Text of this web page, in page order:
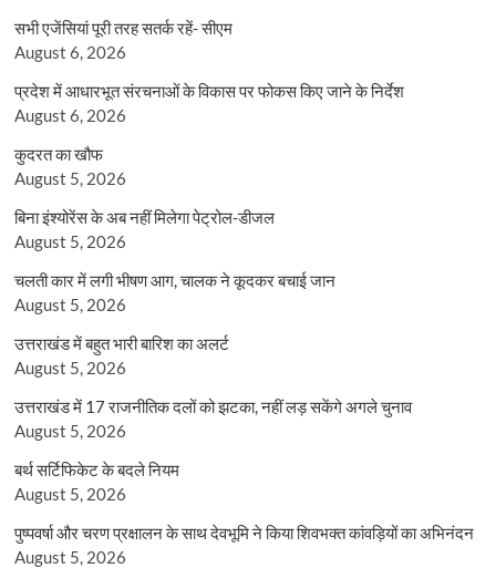
सभी एजेंसियां पूरी तरह सतर्क रहें- सीएम
August 6, 2026
प्रदेश में आधारभूत संरचनाओं के विकास पर फोकस किए जाने के निर्देश
August 6, 2026
कुदरत का खौफ
August 5, 2026
बिना इंश्योरेंस के अब नहीं मिलेगा पेट्रोल-डीजल
August 5, 2026
चलती कार में लगी भीषण आग, चालक ने कूदकर बचाई जान
August 5, 2026
उत्तराखंड में बहुत भारी बारिश का अलर्ट
August 5, 2026
उत्तराखंड में 17 राजनीतिक दलों को झटका, नहीं लड़ सकेंगे अगले चुनाव
August 5, 2026
बर्थ सर्टिफिकेट के बदले नियम
August 5, 2026
पुष्पवर्षा और चरण प्रक्षालन के साथ देवभूमि ने किया शिवभक्त कांवड़ियों का अभिनंदन
August 5, 2026